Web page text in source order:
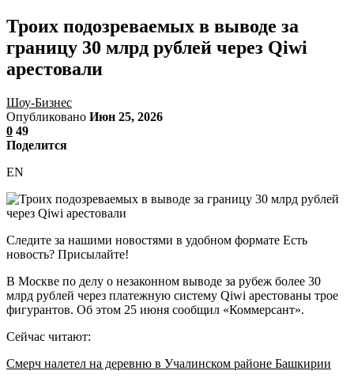
Троих подозреваемых в выводе за
границу 30 млрд рублей через Qiwi
арестовали
Шоу-Бизнес
Опубликовано Июн 25, 2026
0 49
Поделится
EN
Следите за нашими новостями в удобном формате Есть
новость? Присылайте!
В Москве по делу о незаконном выводе за рубеж более 30
млрд рублей через платежную систему Qiwi арестованы трое
фигурантов. Об этом 25 июня сообщил «Коммерсант».
Сейчас читают:
Смерч налетел на деревню в Учалинском районе Башкирии